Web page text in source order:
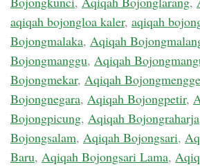
aqiqah bojongloa kaler, aqiqah
Bojongmalaka, Aqiqah
Bojongmanggu, Aqiqah
Bojongmekar, Aqiqah
Bojongnegara, Aqiqah Bojongpetir,
Bojongpicung, Aqiqah Bojongraharja
Bojongsalam, Aqiqah Bojongsari,
Baru, Aqiqah Bojongsari Lama,